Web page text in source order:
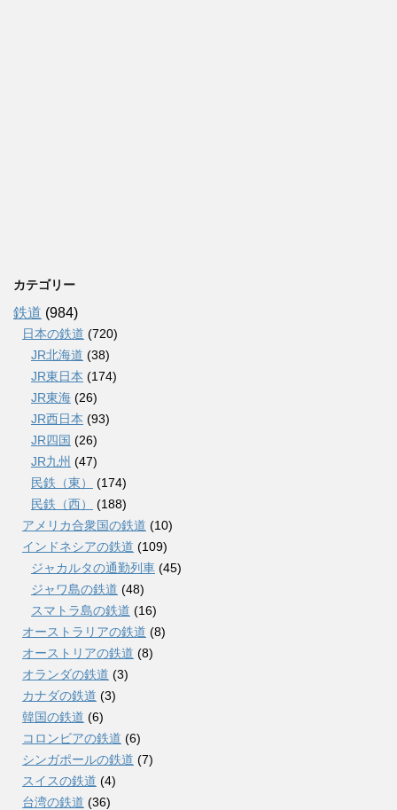
カテゴリー
鉄道 (984)
日本の鉄道 (720)
JR北海道 (38)
JR東日本 (174)
JR東海 (26)
JR西日本 (93)
JR四国 (26)
JR九州 (47)
民鉄（東）
(174)
民鉄（西）
(188)
アメリカ合衆国の鉄道 (10)
インドネシアの鉄道 (109)
ジャカルタの通勤列車 (45)
ジャワ島の鉄道 (48)
スマトラ島の鉄道 (16)
オーストラリアの鉄道 (8)
オーストリアの鉄道 (8)
オランダの鉄道 (3)
カナダの鉄道 (3)
韓国の鉄道 (6)
コロンビアの鉄道 (6)
シンガポールの鉄道 (7)
スイスの鉄道 (4)
台湾の鉄道 (36)